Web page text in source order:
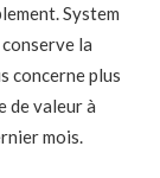
System
la
concerne plus
de valeur à
mois.